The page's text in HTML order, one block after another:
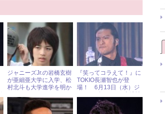
ジャニーズJr.の岩橋玄樹
が亜細亜大学に入学、松
村北斗も大学進学を明か
『笑ってコラえて！』に
TOKIO長瀬智也が登
場！ 6月13日（水）ジ